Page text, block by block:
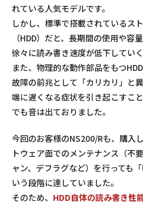
れている人気モデルです。
しかし、標準で搭載されているス
（HDD）だと、 長期間の使用や容
徐々に読み書き速度が低下してい
また、物理的な動作部品をもつ
故障の前兆として「カリカリ」と
端に遅くなる症状を引き起こすこ
でも音は出ておりました。
今回のお客様のNS200/Rも、購入
トウェア面でのメンテナンス（不
ャン、デフラグなど）を行っても
いう段階に達していました。
そのため、 HDD自体の読み書き性